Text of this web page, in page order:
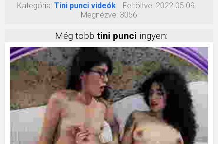
Kategória: Tini punci videók Feltöltve: 2022.05.09.
Megnézve: 3056
Még több tini punci ingyen: